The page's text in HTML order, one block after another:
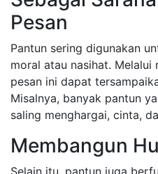
Pesan
Pantun sering digunakan
moral atau nasihat. Melalui
pesan ini dapat
Misalnya, banyak pantun
saling menghargai, cinta,
Membangun
Selain itu, pantun juga